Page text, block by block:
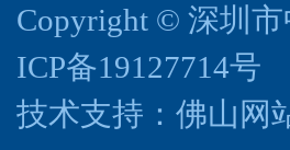
Copyright © 深圳
ICP备19127714号
技术支持： 佛山网